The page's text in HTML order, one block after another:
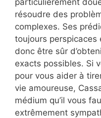
résoudre des
complexes. Ses
toujours perspicaces
donc être sûr
exacts possibles. Si
pour vous aider à
vie amoureuse,
médium qu’il vous
extrêmement